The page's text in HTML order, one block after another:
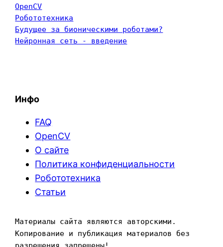
OpenCV
Робототехника
Будущее за бионическими роботами?
Нейронная сеть - введение
Инфо
FAQ
OpenCV
О сайте
Политика конфиденциальности
Робототехника
Статьи
Материалы сайта являются авторскими.
Копирование и публикация материалов без